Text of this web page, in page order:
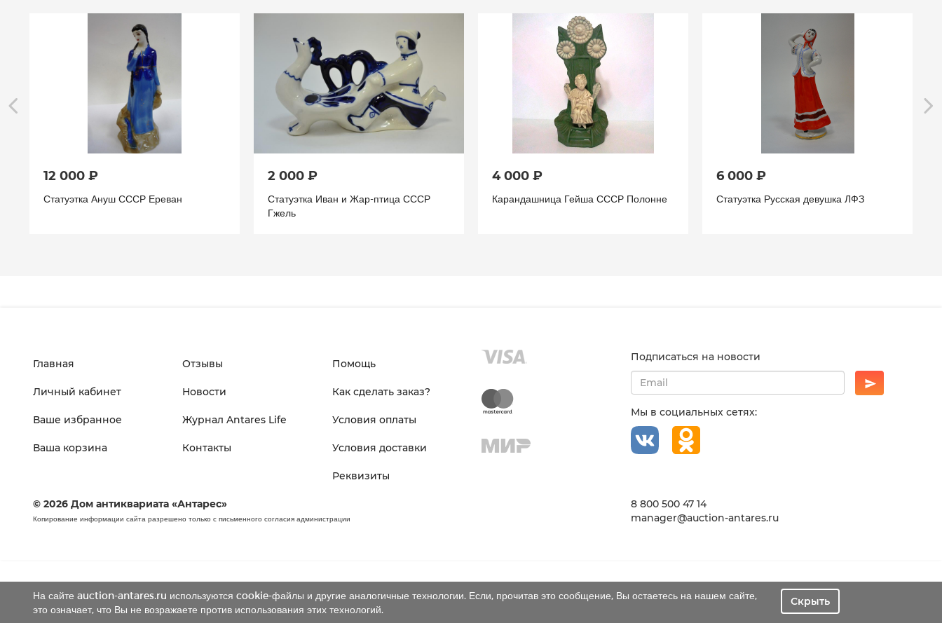
12 000 ₽
Статуэтка Ануш СССР Ереван
2 000 ₽
Статуэтка Иван и Жар-птица СССР
Гжель
4 000 ₽
Карандашница Гейша СССР Полонне
6 000 ₽
Статуэтка Русская девушка ЛФЗ
На сайте auction-antares.ru используются cookie-файлы и другие аналогичные технологии. Если, прочитав это сообщение, Вы остаетесь на нашем сайте,
это означает, что Вы не возражаете против использования этих технологий.
Скрыть
Главная
Личный кабинет
Ваше избранное
Ваша корзина
Отзывы
Новости
Журнал Antares Life
Контакты
Помощь
Как сделать заказ?
Условия оплаты
Условия доставки
Реквизиты
Подписаться на новости
Мы в социальных сетях:
© 2026 Дом антиквариата «Антарес»
Копирование информации сайта разрешено только с письменного согласия администрации
8 800 500 47 14
manager@auction-antares.ru